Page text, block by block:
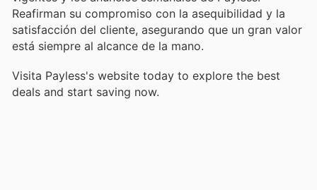
Reafirman su compromiso con la asequibilidad y la
satisfacción del cliente, asegurando que un gran valor
está siempre al alcance de la mano.
Visita Payless's website today to explore the best
deals and start saving now.